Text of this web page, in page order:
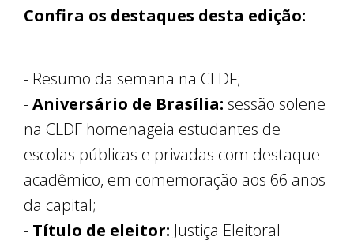
Confira os destaques desta edição:
- Resumo da semana na CLDF;
-Aniversário de Brasília: sessão solene
na CLDF homenageia estudantes de
escolas públicas e privadas com destaque
acadêmico, em comemoração aos 66 anos
da capital;
- Título de eleitor: Justiça Eleitoral